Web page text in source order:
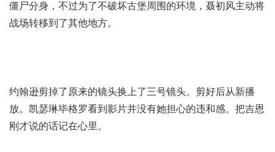
僵尸分身，不过为了不破坏古堡周围的环境，聂初风主动将
战场转移到了其他地方。
约翰逊剪掉了原来的镜头换上了三号镜头。剪好后从新播
放。凯瑟琳毕格罗看到影片并没有她担心的违和感。把吉恩
刚才说的话记在心里。